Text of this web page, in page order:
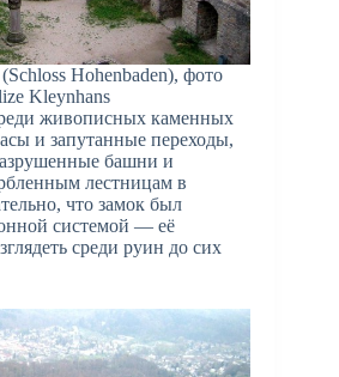
Hohenbaden), фото
Kleynhans
живописных каменных
и запутанные переходы,
башни и
лестницам в
что замок был
системой — её
среди руин до сих